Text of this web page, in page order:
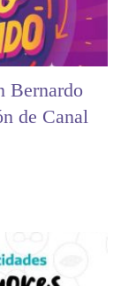
Bernardo
de Canal